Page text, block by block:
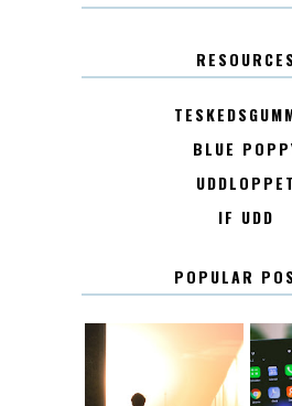
RESOURCES
BLUE
UDDLOPPET
IF UDD
POPULAR